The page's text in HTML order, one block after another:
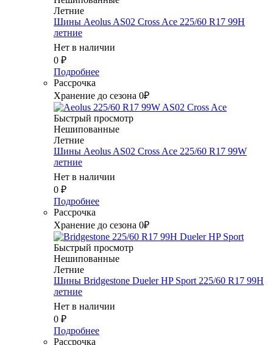
Летние
Шины Aeolus AS02 Cross Ace 225/60 R17 99H
летние
Нет в наличии
0 ₽
Подробнее
Рассрочка
Хранение до сезона 0₽
Быстрый просмотр
Нешипованные
Летние
Шины Aeolus AS02 Cross Ace 225/60 R17 99W
летние
Нет в наличии
0 ₽
Подробнее
Рассрочка
Хранение до сезона 0₽
Быстрый просмотр
Нешипованные
Летние
Шины Bridgestone Dueler HP Sport 225/60 R17 99H
летние
Нет в наличии
0 ₽
Подробнее
Рассрочка